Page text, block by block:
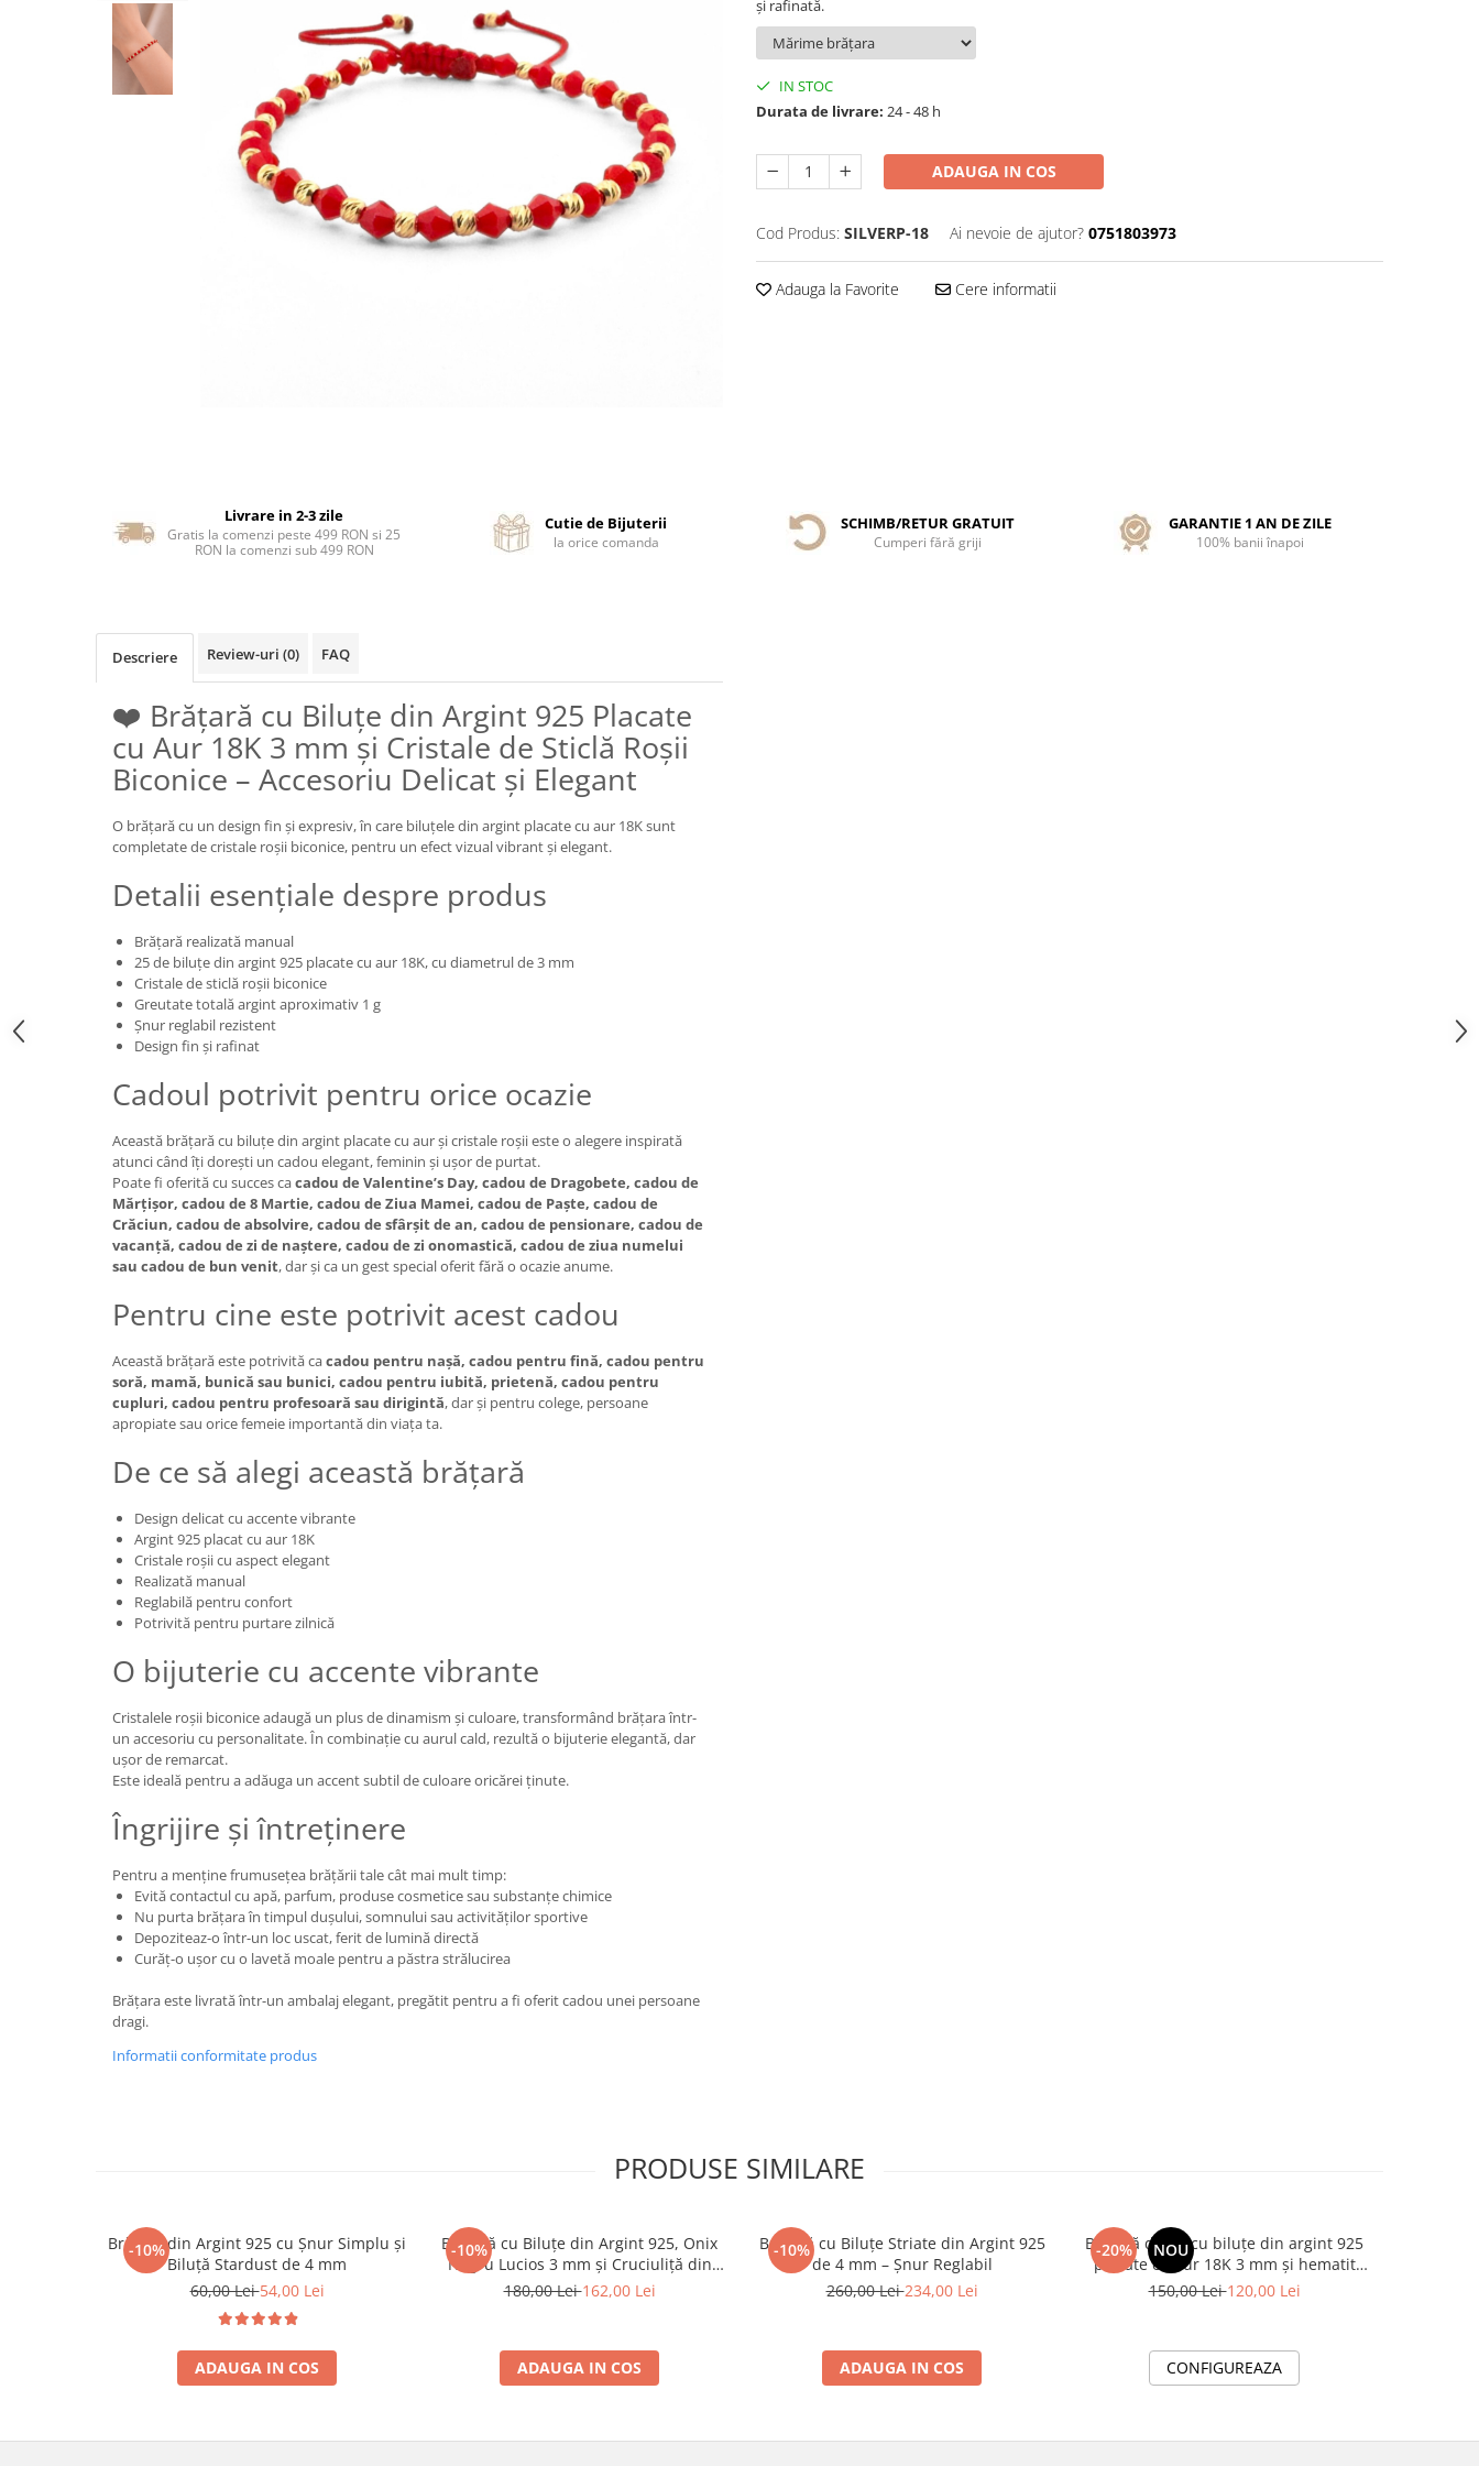
și rafinată.
IN STOC
Durata de livrare: 24 - 48 h
ADAUGA IN COS
Cod Produs: SILVERP-18 Ai nevoie de ajutor? 0751803973
Adauga la Favorite Cere informatii
Livrare in 2-3 zile
Gratis la comenzi peste 499 RON si 25
RON la comenzi sub 499 RON
Cutie de Bijuterii
la orice comanda
SCHIMB/RETUR GRATUIT
Cumperi fără griji
GARANTIE 1 AN DE ZILE
100% banii înapoi
Descriere Review-uri (0) FAQ
❤️ Brățară cu Biluțe din Argint 925 Placate
cu Aur 18K 3 mm și Cristale de Sticlă Roșii
Biconice – Accesoriu Delicat și Elegant
O brățară cu un design fin și expresiv, în care biluțele din argint placate cu aur 18K sunt
completate de cristale roșii biconice, pentru un efect vizual vibrant și elegant.
Detalii esențiale despre produs
Brățară realizată manual
25 de biluțe din argint 925 placate cu aur 18K, cu diametrul de 3 mm
Cristale de sticlă roșii biconice
Greutate totală argint aproximativ 1 g
Șnur reglabil rezistent
Design fin și rafinat
Cadoul potrivit pentru orice ocazie
Această brățară cu biluțe din argint placate cu aur și cristale roșii este o alegere inspirată
atunci când îți dorești un cadou elegant, feminin și ușor de purtat.
Poate fi oferită cu succes cacadou de Valentine’s Day, cadou de Dragobete, cadou de
Mărțișor, cadou de 8 Martie, cadou de Ziua Mamei, cadou de Paște, cadou de
Crăciun, cadou de absolvire, cadou de sfârșit de an, cadou de pensionare, cadou de
vacanță, cadou de zi de naștere, cadou de zi onomastică, cadou de ziua numelui
sau cadou de bun venit, dar și ca un gest special oferit fără o ocazie anume.
Pentru cine este potrivit acest cadou
Această brățară este potrivită cacadou pentru nașă, cadou pentru fină, cadou pentru
soră, mamă, bunică sau bunici, cadou pentru iubită, prietenă, cadou pentru
cupluri, cadou pentru profesoară sau dirigintă, dar și pentru colege, persoane
apropiate sau orice femeie importantă din viața ta.
De ce să alegi această brățară
Design delicat cu accente vibrante
Argint 925 placat cu aur 18K
Cristale roșii cu aspect elegant
Realizată manual
Reglabilă pentru confort
Potrivită pentru purtare zilnică
O bijuterie cu accente vibrante
Cristalele roșii biconice adaugă un plus de dinamism și culoare, transformând brățara într-
un accesoriu cu personalitate. În combinație cu aurul cald, rezultă o bijuterie elegantă, dar
ușor de remarcat.
Este ideală pentru a adăuga un accent subtil de culoare oricărei ținute.
Îngrijire și întreținere
Pentru a menține frumusețea brățării tale cât mai mult timp:
Evită contactul cu apă, parfum, produse cosmetice sau substanțe chimice
Nu purta brățara în timpul dușului, somnului sau activităților sportive
Depoziteaz-o într-un loc uscat, ferit de lumină directă
Curăț-o ușor cu o lavetă moale pentru a păstra strălucirea
Brățara este livrată într-un ambalaj elegant, pregătit pentru a fi oferit cadou unei persoane
dragi.
Informatii conformitate produs
PRODUSE SIMILARE
-10%
Brățară din Argint 925 cu Șnur Simplu și
Biluță Stardust de 4 mm
60,00 Lei54,00 Lei
ADAUGA IN COS
-10%
Brățară cu Biluțe din Argint 925, Onix
Negru Lucios 3 mm și Cruciuliță din
Argint – Forță Interioară și Protecție
180,00 Lei162,00 Lei
ADAUGA IN COS
-10%
Brățară cu Biluțe Striate din Argint 925
de 4 mm – Șnur Reglabil
260,00 Lei234,00 Lei
ADAUGA IN COS
-20% NOU
Brățară damă cu biluțe din argint 925
placate cu aur 18K 3 mm și hematit
fațetat multicolor 3 mm – Accesoriu
150,00 Lei120,00 Lei
CONFIGUREAZA